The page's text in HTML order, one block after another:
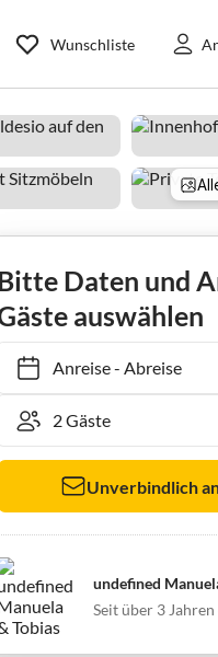
Wunschliste
Daten und
auswählen
Anreise- Abreise
Unverbindlich
undefined
Seit über 3